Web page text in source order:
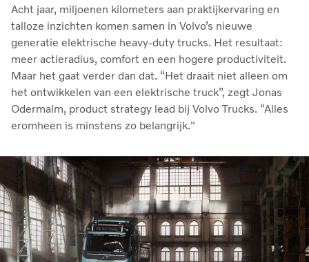
Acht jaar, miljoenen kilometers aan praktijkervaring en
talloze inzichten komen samen in Volvo’s nieuwe
generatie elektrische heavy-duty trucks. Het resultaat:
meer actieradius, comfort en een hogere productiviteit.
Maar het gaat verder dan dat. “Het draait niet alleen om
het ontwikkelen van een elektrische truck”, zegt Jonas
Odermalm, product strategy lead bij Volvo Trucks. “Alles
eromheen is minstens zo belangrijk."